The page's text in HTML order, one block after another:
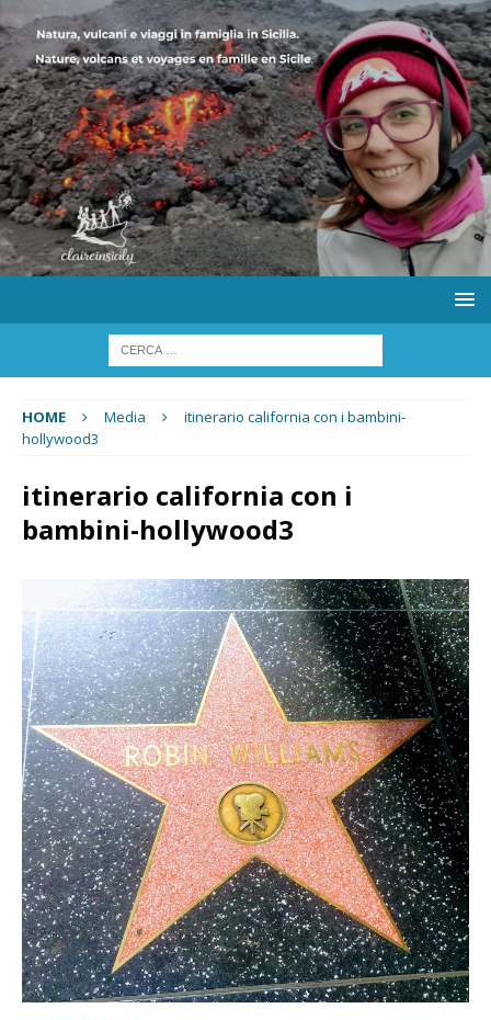
HOME Media
itinerario california con i bambini-
hollywood3
itinerario california con i
bambini-hollywood3